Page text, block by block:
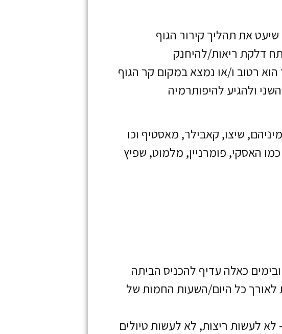
את תהליך קירור הגוף
דלקת ריאות/להיחנק
עוד הוא רטוב ו/או נמצא במקום קר הגוף
ולהגיע להיפותרמיה
שיצו, קאבילר, מאסטיף וכו
האסקי, פומרניין, מלמוט, שפיץ
כאלה עדיף להכניס הביתה
לאורך כל היום/השעות החמות של
לעשות ריצות, לא לעשות טיולים